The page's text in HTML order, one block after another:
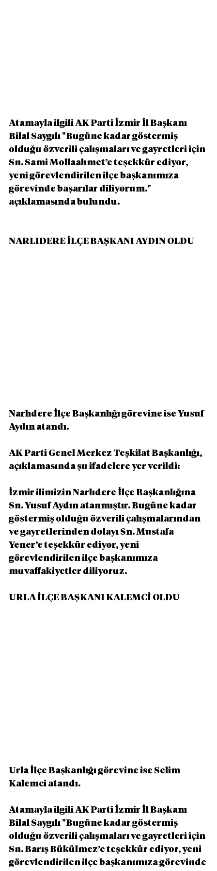
Atamayla ilgili AK Parti İzmir İl Başkanı
Bilal Saygılı "Bugüne kadar göstermiş
olduğu özverili çalışmaları ve gayretleri için
Sn. Sami Mollaahmet’e teşekkür ediyor,
yeni görevlendirilen ilçe başkanımıza
görevinde başarılar diliyorum."
açıklamasında bulundu.
NARLIDERE İLÇE BAŞKANI AYDIN OLDU
Narlıdere İlçe Başkanlığı görevine ise Yusuf
Aydın atandı.
AK Parti Genel Merkez Teşkilat Başkanlığı,
açıklamasında şu ifadelere yer verildi:
İzmir ilimizin Narlıdere İlçe Başkanlığına
Sn. Yusuf Aydın atanmıştır. Bugüne kadar
göstermiş olduğu özverili çalışmalarından
ve gayretlerinden dolayı Sn. Mustafa
Yener’e teşekkür ediyor, yeni
görevlendirilen ilçe başkanımıza
muvaffakiyetler diliyoruz.
URLA İLÇE BAŞKANI KALEMCİ OLDU
Urla İlçe Başkanlığı görevine ise Selim
Kalemci atandı.
Atamayla ilgili AK Parti İzmir İl Başkanı
Bilal Saygılı "Bugüne kadar göstermiş
olduğu özverili çalışmaları ve gayretleri için
Sn. Barış Bükülmez’e teşekkür ediyor, yeni
görevlendirilen ilçe başkanımıza görevinde